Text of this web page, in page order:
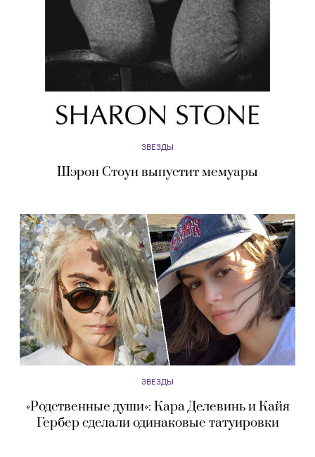
ЗВЕЗДЫ
Шэрон Стоун выпустит мемуары
ЗВЕЗДЫ
«Родственные души»: Кара Делевинь и Кайя
Гербер сделали одинаковые татуировки